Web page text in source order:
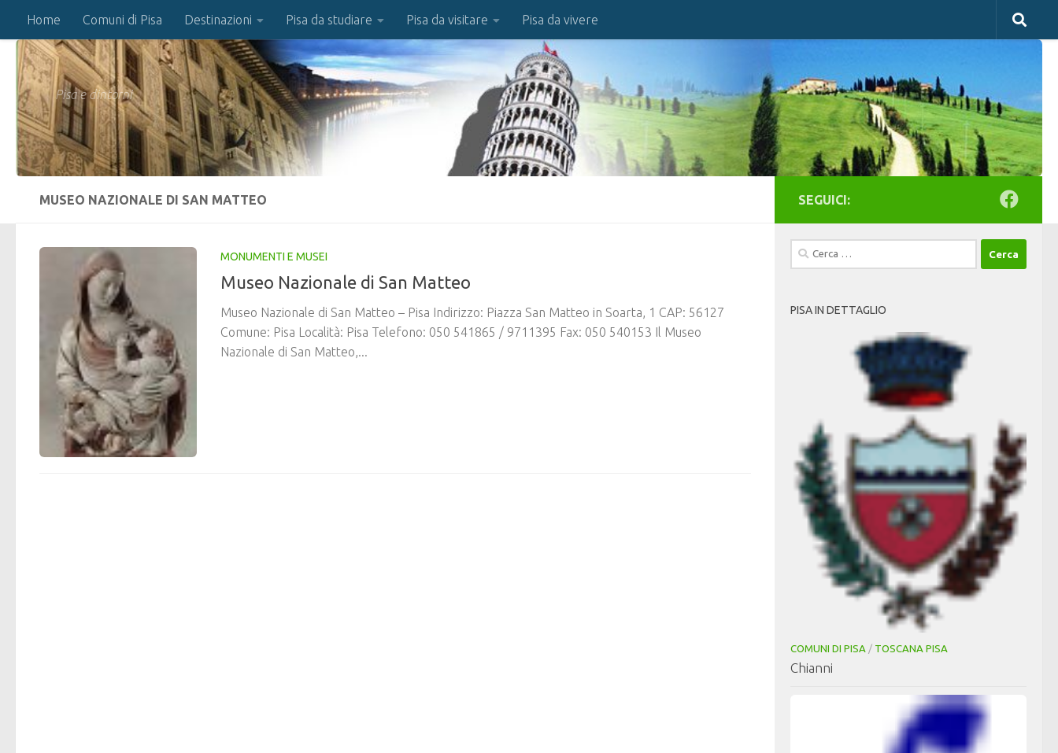
Salta al contenuto
Home Comuni di Pisa Destinazioni Pisa da studiare Pisa da visitare Pisa da vivere
Pisa e dintorni
MUSEO NAZIONALE DI SAN MATTEO
MONUMENTI E MUSEI
Museo Nazionale di San Matteo
Museo Nazionale di San Matteo – Pisa Indirizzo: Piazza San Matteo in Soarta, 1 CAP: 56127
Comune: Pisa Località: Pisa Telefono: 050 541865 / 9711395 Fax: 050 540153 Il Museo
Nazionale di San Matteo,...
SEGUICI:
Ricerca
per:
PISA IN DETTAGLIO
COMUNI DI PISA / TOSCANA PISA
Chianni